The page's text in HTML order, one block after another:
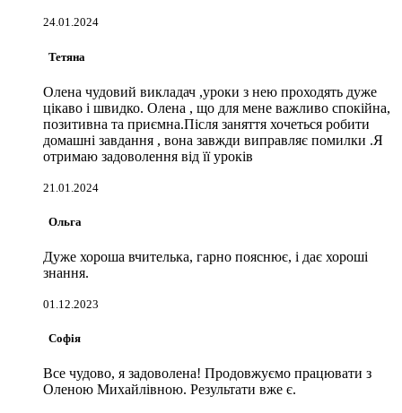
24.01.2024
Тетяна
Олена чудовий викладач ,уроки з нею проходять дуже
цікаво і швидко. Олена , що для мене важливо спокійна,
позитивна та приємна.Після заняття хочеться робити
домашні завдання , вона завжди виправляє помилки .Я
отримаю задоволення від її уроків
21.01.2024
Ольга
Дуже хороша вчителька, гарно пояснює, і дає хороші
знання.
01.12.2023
Софія
Все чудово, я задоволена! Продовжуємо працювати з
Оленою Михайлівною. Результати вже є.